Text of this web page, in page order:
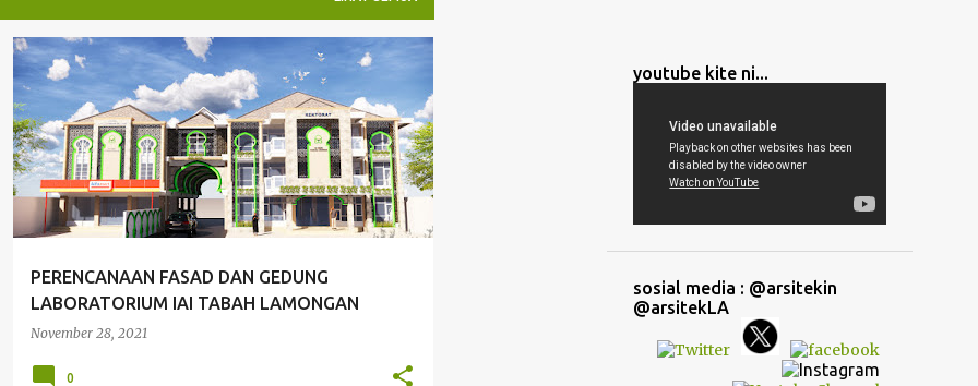
PERENCANAAN FASAD DAN GEDUNG
LABORATORIUM IAI TABAH LAMONGAN
November 28, 2021
ANIMASI ARCHITECTURE
0
youtube kite ni...
sosial media : @arsitekin
@arsitekLA